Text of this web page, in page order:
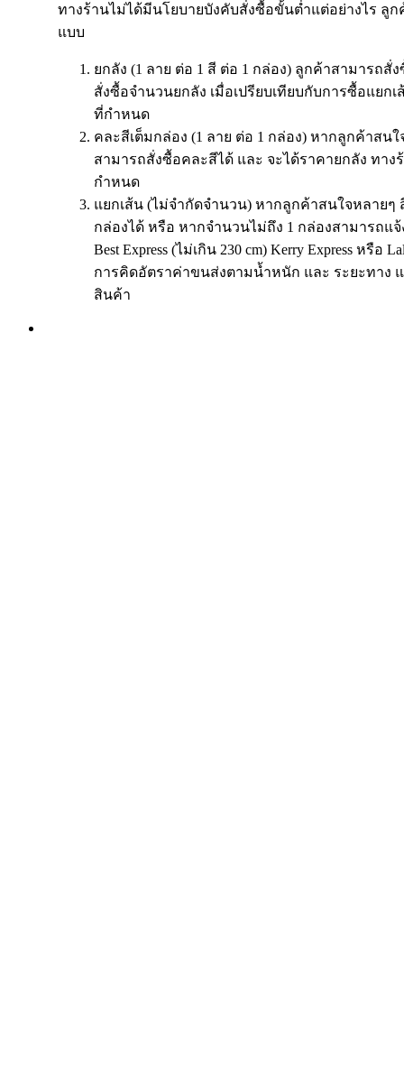
ทางร้านไม่ได้มีนโยบายบังคับสั่งซื้อขั้นต่ำแต่อย่างไร ลู
แบบ
ยกลัง (1 ลาย ต่อ 1 สี ต่อ 1 กล่อง) ลูกค้าสามารถสั่
สั่งซื้อจำนวนยกลัง เมื่อเปรียบเทียบกับการซื้อแยก
ที่กำหนด
คละสีเต็มกล่อง (1 ลาย ต่อ 1 กล่อง) หากลูกค้าสน
สามารถสั่งซื้อคละสีได้ และ จะได้ราคายกลัง ทา
กำหนด
แยกเส้น (ไม่จำกัดจำนวน) หากลูกค้าสนใจหลายๆ
กล่องได้ หรือ หากจำนวนไม่ถึง 1 กล่องสามารถแ
Best Express (ไม่เกิน 230 cm) Kerry Express หรื
การคิดอัตราค่าขนส่งตามน้ำหนัก และ ระยะทาง
สินค้า